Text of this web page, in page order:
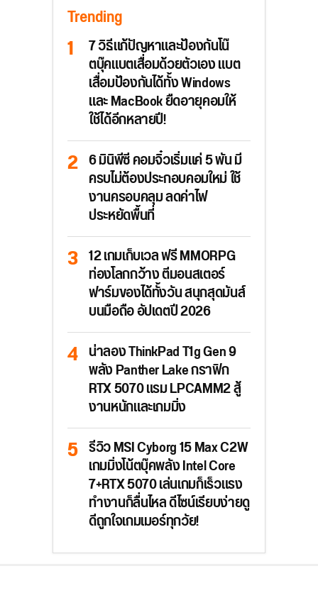
Trending
7 วิธีแก้ปัญหาและป้องกันโน๊
ตบุ๊คแบตเสื่อมด้วยตัวเอง แบต
เสื่อมป้องกันได้ทั้ง Windows
และ MacBook ยืดอายุคอมให้
ใช้ได้อีกหลายปี!
6 มินิพีซี คอมจิ๋วเริ่มแค่ 5 พัน มี
ครบไม่ต้องประกอบคอมใหม่ ใช้
งานครอบคลุม ลดค่าไฟ
ประหยัดพื้นที่
12 เกมเก็บเวล ฟรี MMORPG
ท่องโลกกว้าง ตีมอนสเตอร์
ฟาร์มของได้ทั้งวัน สนุกสุดมันส์
บนมือถือ อัปเดตปี 2026
น่าลอง ThinkPad T1g Gen 9
พลัง Panther Lake กราฟิก
RTX 5070 แรม LPCAMM2 สู้
งานหนักและเกมมิ่ง
รีวิว MSI Cyborg 15 Max C2W
เกมมิ่งโน้ตบุ๊คพลัง Intel Core
7+RTX 5070 เล่นเกมก็เร็วแรง
ทำงานก็ลื่นไหล ดีไซน์เรียบง่ายดู
ดีถูกใจเกมเมอร์ทุกวัย!